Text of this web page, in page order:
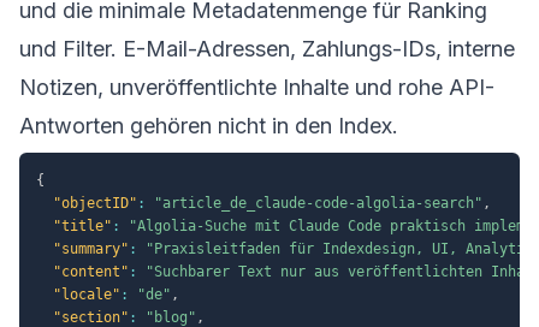
und die minimale Metadatenmenge für Ranking
und Filter. E-Mail-Adressen, Zahlungs-IDs, interne
Notizen, unveröffentlichte Inhalte und rohe API-
Antworten gehören nicht in den Index.
{
"objectID" : "article_de_claude-code-algolia-search" ,
"title" :
"Algolia-Suche mit Claude Code praktisch
"summary" :
"Praxisleitfaden für Indexdesign, UI, Analytics
"content" :
"Suchbarer Text nur aus veröffentlichten
"locale" : "de" ,
"section" : "blog" ,